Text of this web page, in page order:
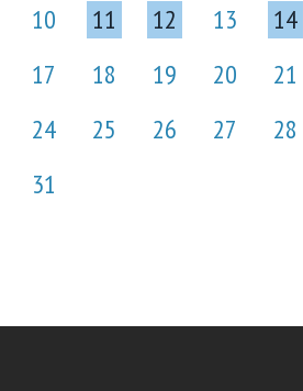
10
11 12 13 14
17
18 19 20 21
24
25 26 27 28
31